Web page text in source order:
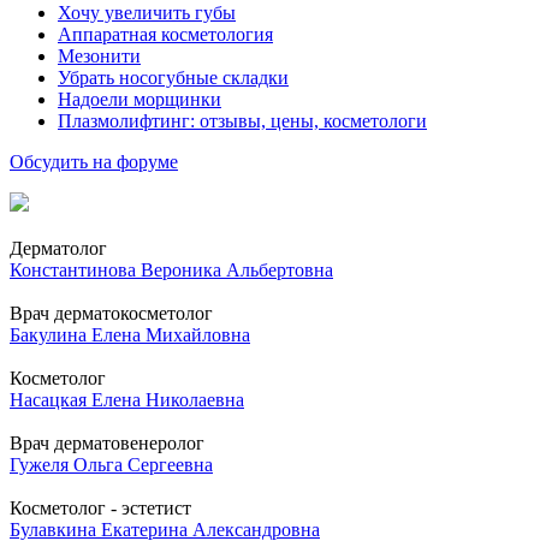
Хочу увеличить губы
Аппаратная косметология
Мезонити
Убрать носогубные складки
Надоели морщинки
Плазмолифтинг: отзывы, цены, косметологи
Обсудить на форуме
Дерматолог
Константинова Вероника Альбертовна
Врач дерматокосметолог
Бакулина Елена Михайловна
Косметолог
Насацкая Елена Николаевна
Врач дерматовенеролог
Гужеля Ольга Сергеевна
Косметолог - эстетист
Булавкина Екатерина Александровна